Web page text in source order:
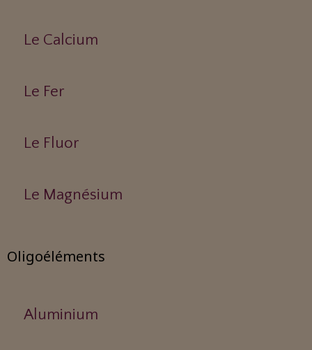
Le Calcium
Le Fer
Le Fluor
Le Magnésium
Oligoéléments
Aluminium